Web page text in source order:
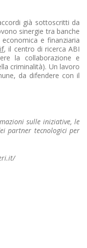
già sottoscritti da
sinergie tra banche
e finanziaria
, il centro di ricerca ABI
la collaborazione e
criminalità). Un lavoro
da difendere con il
sulle iniziative, le
partner tecnologici per